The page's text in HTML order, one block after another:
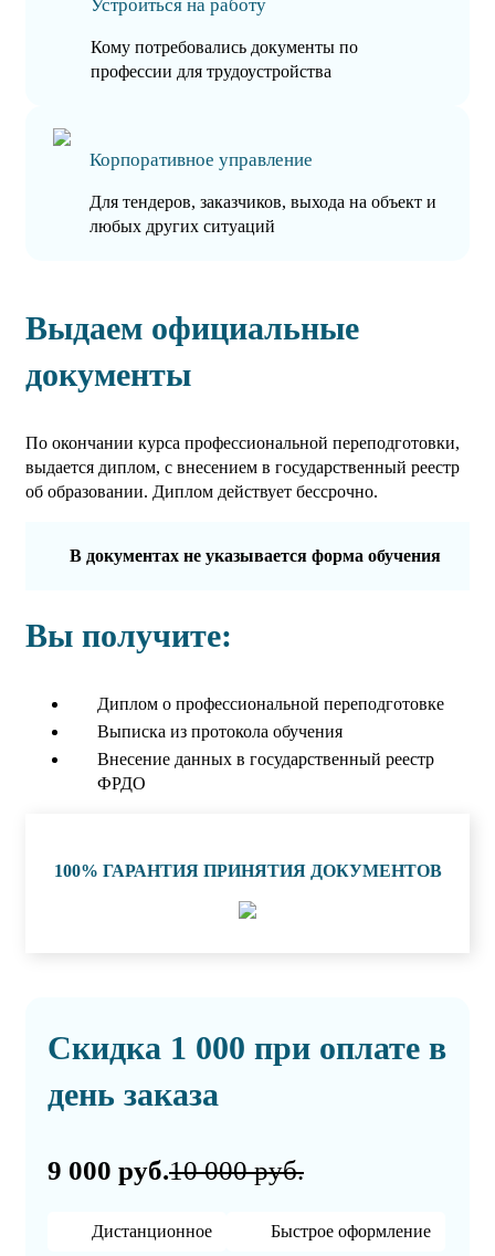
Устроиться на работу
Кому потребовались документы по
профессии для трудоустройства
Корпоративное управление
Для тендеров, заказчиков, выхода на объект и
любых других ситуаций
Выдаем официальные
документы
По окончании курса профессиональной переподготовки,
выдается диплом, с внесением в государственный реестр
об образовании. Диплом действует бессрочно.
В документах не указывается форма обучения
Вы получите:
Диплом о профессиональной переподготовке
Выписка из протокола обучения
Внесение данных в государственный реестр
ФРДО
100% ГАРАНТИЯ ПРИНЯТИЯ ДОКУМЕНТОВ
Скидка 1 000 при оплате в
день заказа
9 000 руб.10 000 руб.
Дистанционное Быстрое оформление